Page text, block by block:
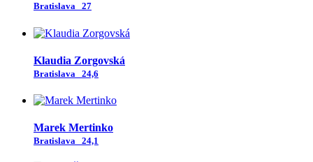
Bratislava 27
Klaudia Zorgovská
Bratislava 24,6
Marek Mertinko
Bratislava 24,1